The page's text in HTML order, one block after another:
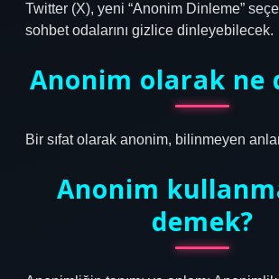
Twitter (X), yeni “Anonim Dinleme”
sohbet odalarını gizlice dinleyebilecek.
Anonim olarak ne
Bir sıfat olarak anonim, bilinmeyen
Anonim
demek?